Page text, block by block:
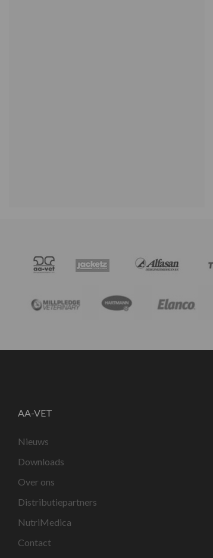
AA-VET
Nieuws
Downloads
Over ons
Distributiepartners
NutriMedica
Contact